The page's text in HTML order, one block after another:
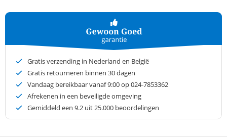
Gratis verzending in Nederland en België
Gratis retourneren binnen 30 dagen
Vandaag bereikbaar vanaf 9:00 op 024-7853362
Afrekenen in een beveiligde omgeving
Gemiddeld een 9.2 uit 25.000 beoordelingen